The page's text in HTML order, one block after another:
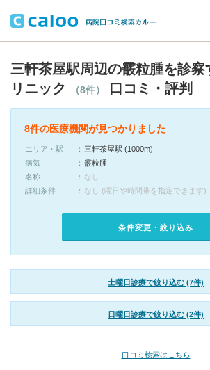
三軒茶屋駅周辺の霰粒腫を診察
リニック
（8件） 口コミ・評判
8件の医療機関が見つかりました
エリア・駅
三軒茶屋駅 (1000m)
病気
霰粒腫
名称
なし
詳細条件
なし (曜日や時間帯を指定できます)
条件変更・絞り込み
土曜日診療で絞り込む (7件)
日曜日診療で絞り込む (2件)
口コミ検索はこちら